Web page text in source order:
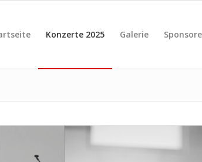
Konzerte 2025 Galerie